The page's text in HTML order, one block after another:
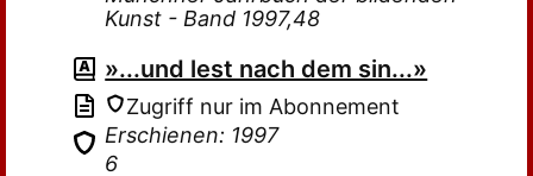
Kunst - Band 1997,48
»...und lest nach dem sin...»
Zugriff nur im Abonnement
Erschienen: 1997
6